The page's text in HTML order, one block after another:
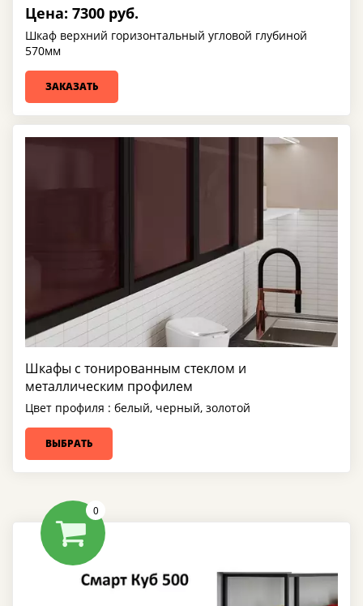
Цена: 7300 руб.
Шкаф верхний горизонтальный угловой глубиной
570мм
ЗАКАЗАТЬ
Шкафы с тонированным стеклом и
металлическим профилем
Цвет профиля : белый, черный, золотой
ВЫБРАТЬ
0